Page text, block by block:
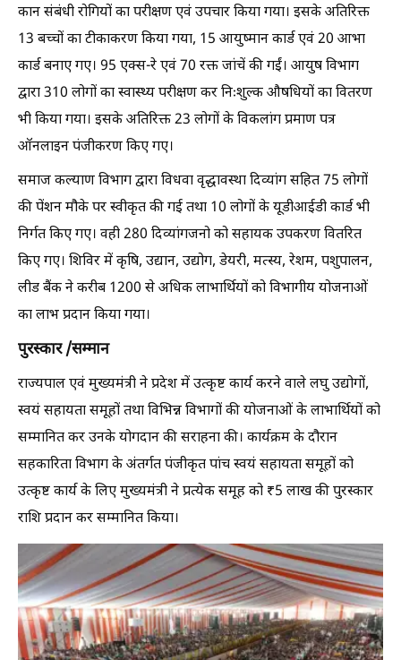
कान संबंधी रोगियों का परीक्षण एवं उपचार किया गया। इसके अतिरिक्त
13 बच्चों का टीकाकरण किया गया, 15 आयुष्मान कार्ड एवं 20 आभा
कार्ड बनाए गए। 95 एक्स-रे एवं 70 रक्त जांचें की गईं। आयुष विभाग
द्वारा 310 लोगों का स्वास्थ्य परीक्षण कर निःशुल्क औषधियों का वितरण
भी किया गया। इसके अतिरिक्त 23 लोगों के विकलांग प्रमाण पत्र
ऑनलाइन पंजीकरण किए गए।
समाज कल्याण विभाग द्वारा विधवा वृद्धावस्था दिव्यांग सहित 75 लोगों
की पेंशन मौके पर स्वीकृत की गई तथा 10 लोगों के यूडीआईडी कार्ड भी
निर्गत किए गए। वही 280 दिव्यांगजनो को सहायक उपकरण वितरित
किए गए। शिविर में कृषि, उद्यान, उद्योग, डेयरी, मत्स्य, रेशम, पशुपालन,
लीड बैंक ने करीब 1200 से अधिक लाभार्थियों को विभागीय योजनाओं
का लाभ प्रदान किया गया।
पुरस्कार /सम्मान
राज्यपाल एवं मुख्यमंत्री ने प्रदेश में उत्कृष्ट कार्य करने वाले लघु उद्योगों,
स्वयं सहायता समूहों तथा विभिन्न विभागों की योजनाओं के लाभार्थियों को
सम्मानित कर उनके योगदान की सराहना की। कार्यक्रम के दौरान
सहकारिता विभाग के अंतर्गत पंजीकृत पांच स्वयं सहायता समूहों को
उत्कृष्ट कार्य के लिए मुख्यमंत्री ने प्रत्येक समूह को ₹5 लाख की पुरस्कार
राशि प्रदान कर सम्मानित किया।